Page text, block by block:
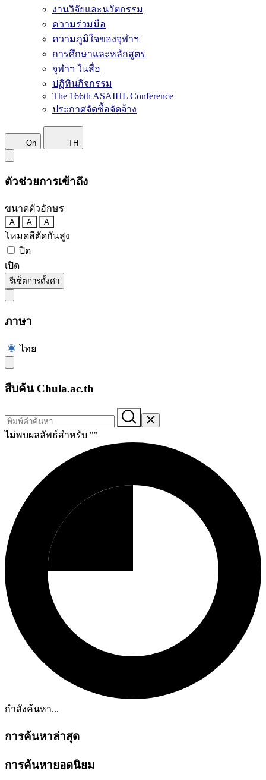
งานวิจัยและนวัตกรรม
ความร่วมมือ
ความภูมิใจของจุฬาฯ
การศึกษาและหลักสูตร
จุฬาฯ ในสื่อ
ปฏิทินกิจกรรม
The 166th ASAIHL Conference
ประกาศจัดซื้อจัดจ้าง
On TH
ตัวช่วยการเข้าถึง
ขนาดตัวอักษร
A A A
โหมดสีตัดกันสูง
ปิด
เปิด
รีเซ็ตการตั้งค่า
ภาษา
ไทย
สืบค้น Chula.ac.th
ไม่พบผลลัพธ์สำหรับ ""
กำลังค้นหา...
การค้นหาล่าสุด
การค้นหายอดนิยม